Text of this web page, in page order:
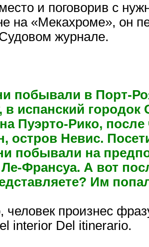
и поговорив с
на «Мекахроме», он
журнале.
побывали в Порт-
в испанский
Пуэрто-Рико,
остров Невис.
побывали на
Франсуа. А вот
Им
человек произнес
interior Del itinerario.